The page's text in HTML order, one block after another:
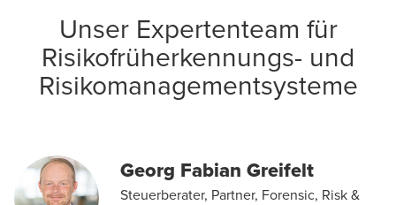
Unser Expertenteam für
Risikofrüherkennungs- und
Risikomanagementsysteme
Georg Fabian Greifelt
Steuerberater, Partner, Forensic, Risk &